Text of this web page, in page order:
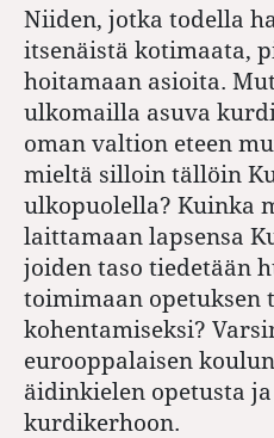
Niiden, jotka todella
itsenäistä kotimaata,
hoitamaan asioita.
ulkomailla asuva
oman valtion eteen
mieltä silloin tällöin
ulkopuolella? Kuinka
laittamaan lapsensa
joiden taso tiedetään
toimimaan opetuksen
kohentamiseksi?
eurooppalaisen
äidinkielen opetusta
kurdikerhoon.